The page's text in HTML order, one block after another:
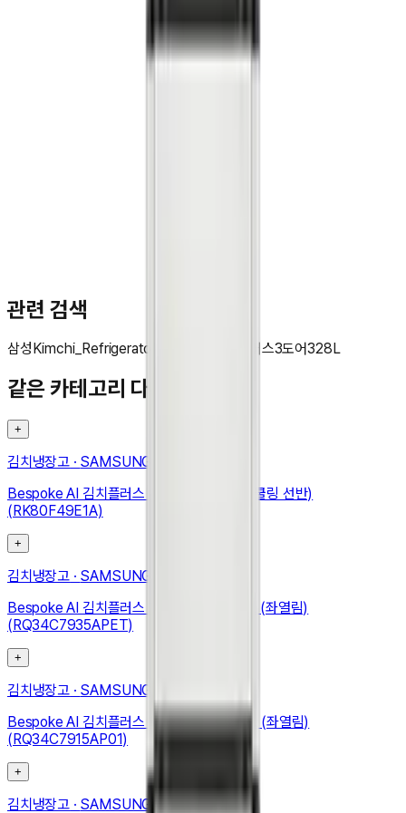
관련 검색
삼성 Kimchi_Refrigerator 김치플러스3도어328L
같은 카테고리 다른 기기
+
김치냉장고 · SAMSUNG
Bespoke AI 김치플러스 4도어 490L (메탈쿨링 선반)
(RK80F49E1A)
+
김치냉장고 · SAMSUNG
Bespoke AI 김치플러스 1도어 키친핏 347L (좌열림)
(RQ34C7935APET)
+
김치냉장고 · SAMSUNG
Bespoke AI 김치플러스 1도어 키친핏 348L (좌열림)
(RQ34C7915AP01)
+
김치냉장고 · SAMSUNG